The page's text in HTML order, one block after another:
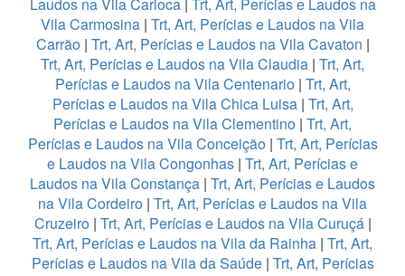
Laudos na Vila Carioca| Trt, Art, Perícias e Laudos na
Vila Carmosina | Trt, Art, Perícias e Laudos na Vila
Carrão| Trt, Art, Perícias e Laudos na Vila Cavaton |
Trt, Art, Perícias e Laudos na Vila Claudia | Trt, Art,
Perícias e Laudos na Vila Centenario| Trt, Art,
Perícias e Laudos na Vila Chica Luisa | Trt, Art,
Perícias e Laudos na Vila Clementino | Trt, Art,
Perícias e Laudos na Vila Conceição| Trt, Art, Perícias
e Laudos na Vila Congonhas | Trt, Art, Perícias e
Laudos na Vila Constança | Trt, Art, Perícias e Laudos
na Vila Cordeiro | Trt, Art, Perícias e Laudos na Vila
Cruzeiro | Trt, Art, Perícias e Laudos na Vila Curuçá |
Trt, Art, Perícias e Laudos na Vila da Rainha | Trt, Art,
Perícias e Laudos na Vila da Saúde| Trt, Art, Perícias